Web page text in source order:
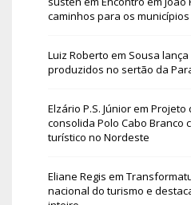
caminhos para os
Luiz Roberto em Sousa
produzidos no sertão da
Elzário P.S. Júniorem Projeto
consolida Polo Cabo Branco
turístico no Nordeste
Eliane Regis em
nacional do turismo e